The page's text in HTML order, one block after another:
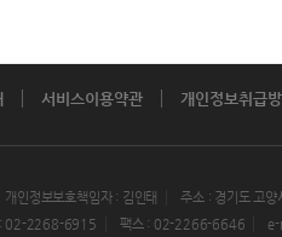
서비스이용약관 개인정보취급
개인정보보호책임자 : 김인태
주소 : 경기도 고
: 02-2268-6915 팩스 : 02-2266-6646